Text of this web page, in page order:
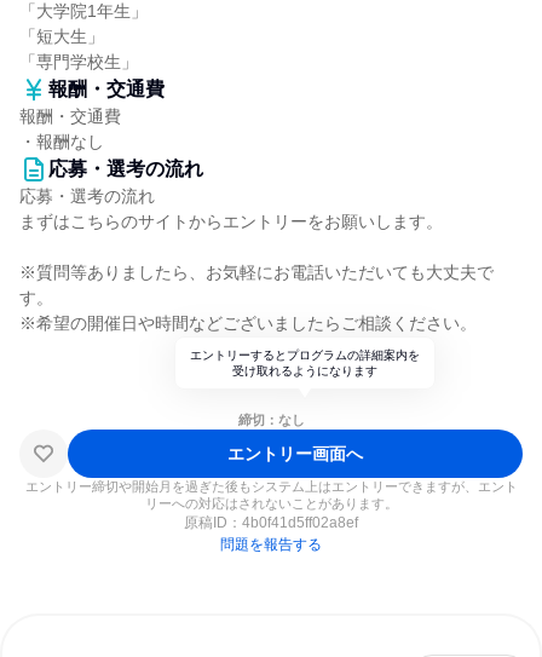
「大学院1年生」
「短大生」
「専門学校生」
報酬・交通費
報酬・交通費
・報酬なし
応募・選考の流れ
応募・選考の流れ
まずはこちらのサイトからエントリーをお願いします。
※質問等ありましたら、お気軽にお電話いただいても大丈夫で
す。
※希望の開催日や時間などございましたらご相談ください。
エントリーするとプログラムの詳細案内を
受け取れるようになります
締切：なし
エントリー画面へ
エントリー締切や開始月を過ぎた後もシステム上はエントリーできますが、エント
リーへの対応はされないことがあります。
原稿ID： 4b0f41d5ff02a8ef
問題を報告する